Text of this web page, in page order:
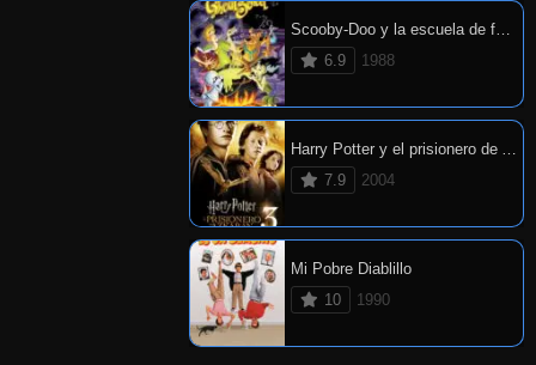
Scooby-Doo y la escuela de fantasmas
6.9
1988
Harry Potter y el prisionero de Azkaban
7.9
2004
Mi Pobre Diablillo
10
1990